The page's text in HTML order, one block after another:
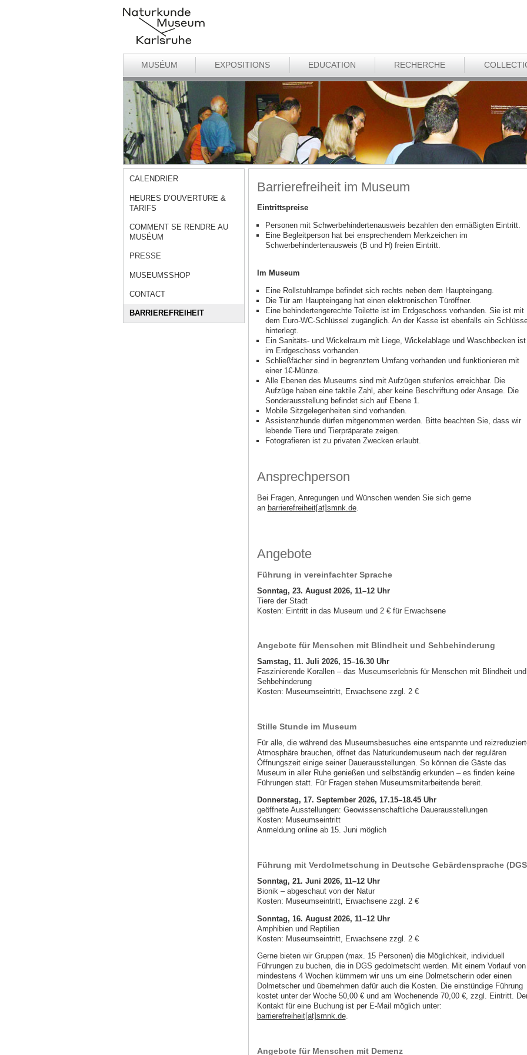
MUSÉUM EXPOSITIONS EDUCATION RECHERCHE
CALENDRIER
HEURES D’OUVERTURE &
TARIFS
COMMENT SE RENDRE AU
MUSÉUM
PRESSE
MUSEUMSSHOP
CONTACT
BARRIEREFREIHEIT
Barrierefreiheit im Museum
Eintrittspreise
Personen mit Schwerbehindertenausweis bezahlen den ermäßigten Eintritt.
Eine Begleitperson hat bei ensprechendem Merkzeichen im
Schwerbehindertenausweis (B und H) freien Eintritt.
Im Museum
Eine Rollstuhlrampe befindet sich rechts neben dem Haupteingang.
Die Tür am Haupteingang hat einen elektronischen Türöffner.
Eine behindertengerechte Toilette ist im Erdgeschoss vorhanden. Sie ist mit
dem Euro-WC-Schlüssel zugänglich. An der Kasse ist ebenfalls ein
hinterlegt.
Ein Sanitäts- und Wickelraum mit Liege, Wickelablage und Waschbecken ist
im Erdgeschoss vorhanden.
Schließfächer sind in begrenztem Umfang vorhanden und funktionieren mit
einer 1€-Münze.
Alle Ebenen des Museums sind mit Aufzügen stufenlos erreichbar. Die
Aufzüge haben eine taktile Zahl, aber keine Beschriftung oder Ansage. Die
Sonderausstellung befindet sich auf Ebene 1.
Mobile Sitzgelegenheiten sind vorhanden.
Assistenzhunde dürfen mitgenommen werden. Bitte beachten Sie, dass wir
lebende Tiere und Tierpräparate zeigen.
Fotografieren ist zu privaten Zwecken erlaubt.
Ansprechperson
Bei Fragen, Anregungen und Wünschen wenden Sie sich gerne
an barrierefreiheit[at]smnk.de.
Angebote
Führung in vereinfachter Sprache
Sonntag, 23. August 2026, 11–12 Uhr
Tiere der Stadt
Kosten: Eintritt in das Museum und 2 € für Erwachsene
Angebote für Menschen mit Blindheit und Sehbehinderung
Samstag, 11. Juli 2026, 15–16.30 Uhr
Faszinierende Korallen – das Museumserlebnis für Menschen mit Blindheit und
Sehbehinderung
Kosten: Museumseintritt, Erwachsene zzgl. 2 €
Stille Stunde im Museum
Für alle, die während des Museumsbesuches eine entspannte und
Atmosphäre brauchen, öffnet das Naturkundemuseum nach der regulären
Öffnungszeit einige seiner Dauerausstellungen. So können die Gäste das
Museum in aller Ruhe genießen und selbständig erkunden – es finden keine
Führungen statt. Für Fragen stehen Museumsmitarbeitende bereit.
Donnerstag, 17. September 2026, 17.15–18.45 Uhr
geöffnete Ausstellungen: Geowissenschaftliche Dauerausstellungen
Kosten: Museumseintritt
Anmeldung online ab 15. Juni möglich
Führung mit Verdolmetschung in Deutsche Gebärdensprache
Sonntag, 21. Juni 2026, 11–12 Uhr
Bionik – abgeschaut von der Natur
Kosten: Museumseintritt, Erwachsene zzgl. 2 €
Sonntag, 16. August 2026, 11–12 Uhr
Amphibien und Reptilien
Kosten: Museumseintritt, Erwachsene zzgl. 2 €
Gerne bieten wir Gruppen (max. 15 Personen) die Möglichkeit, individuell
Führungen zu buchen, die in DGS gedolmetscht werden. Mit einem Vorlauf von
mindestens 4 Wochen kümmern wir uns um eine Dolmetscherin oder einen
Dolmetscher und übernehmen dafür auch die Kosten. Die einstündige Führung
kostet unter der Woche 50,00 € und am Wochenende 70,00 €, zzgl. Eintritt.
Kontakt für eine Buchung ist per E-Mail möglich unter:
barrierefreiheit[at]smnk.de.
Angebote für Menschen mit Demenz